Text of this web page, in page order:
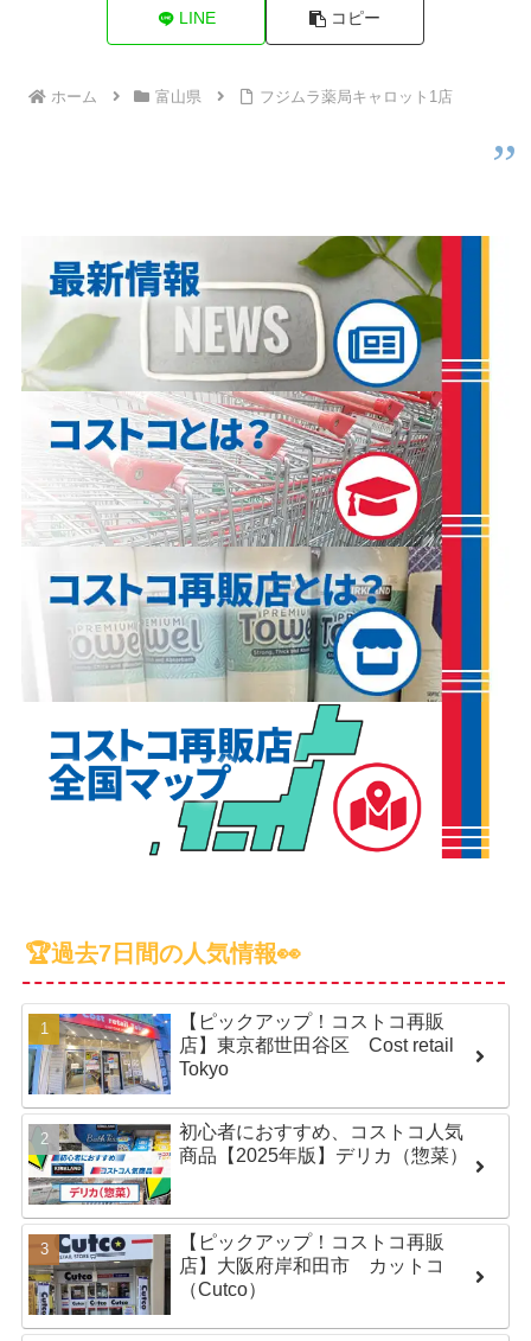
LINE コピー
ホーム 富山県 フジムラ薬局キャロット1店
🏆過去7日間の人気情報👀
【ピックアップ！コストコ再販
店】東京都世田谷区 Cost retail
Tokyo
初心者におすすめ、コストコ人気
商品【2025年版】デリカ（惣菜）
【ピックアップ！コストコ再販
店】大阪府岸和田市 カットコ
（Cutco）